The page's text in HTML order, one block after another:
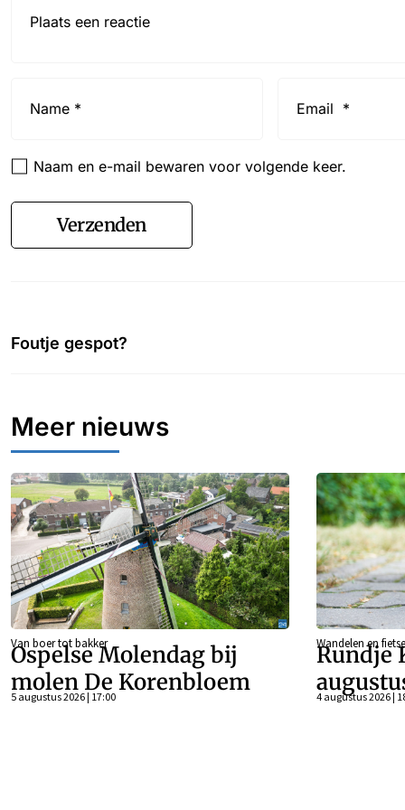
Naam en e-mail bewaren voor volgende keer.
Verzenden
Foutje gespot?
Meer nieuws
Van boer tot bakker
Ospelse Molendag bij
molen De Korenbloem
5 augustus 2026 | 17:00
Wandelen en
Rundje
4 augustus 2026 |